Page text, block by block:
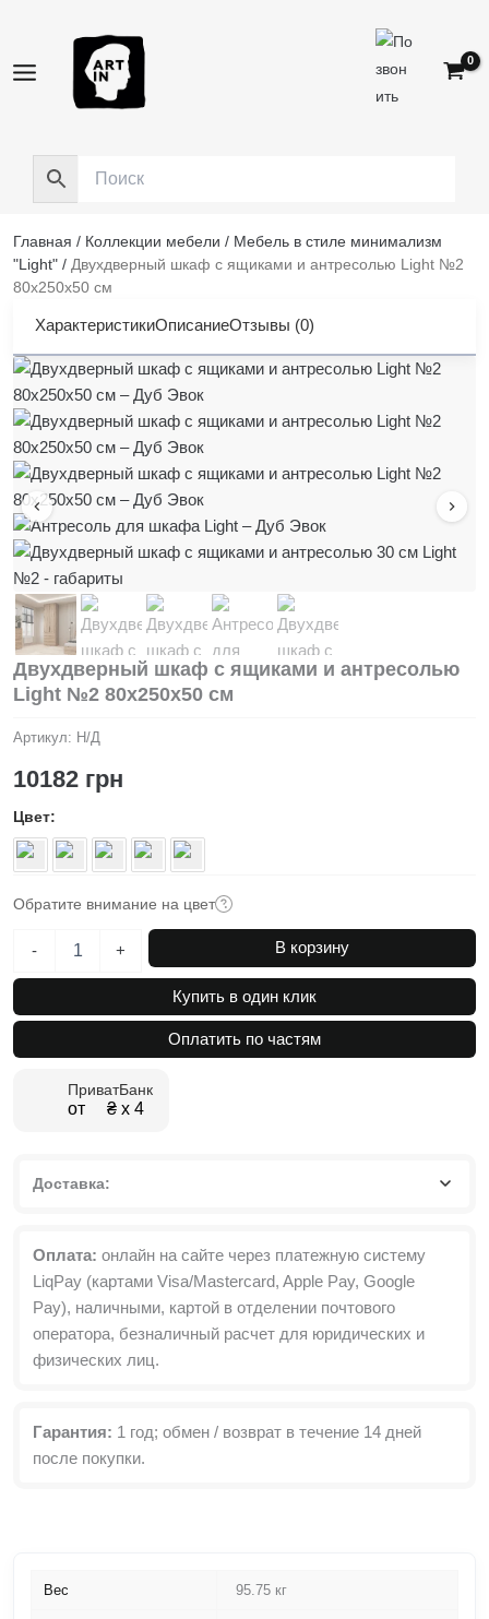
содержимому
Главная / Коллекции мебели / Мебель в стиле минимализм
"Light" / Двухдверный шкаф с ящиками и антресолью Light №2
80x250x50 см
ХарактеристикиОписаниеОтзывы (0)
Двухдверный шкаф с ящиками и антресолью
Light №2 80x250x50 см
Артикул: Н/Д
10182 грн
Цвет
Обратите внимание на цвет
-
Двухдверный
с
антресолью
+ В корзину
Купить в один клик
Оплатить по частям
ПриватБанк
от ₴ х 4
Доставка:
Оплата: онлайн на сайте через платежную систему
LiqPay (картами Visa/Mastercard, Apple Pay, Google
Pay), наличными, картой в отделении почтового
оператора, безналичный расчет для юридических и
физических лиц.
Гарантия: 1 год; обмен / возврат в течение 14 дней
после покупки.
Вес 95.75 кг